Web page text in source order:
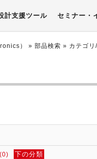
計支援ツール セミナー・
） » 部品検索 » カテゴ
下の分類